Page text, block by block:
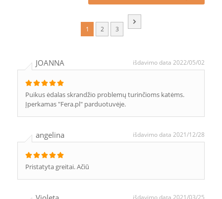
1 2 3
JOANNA išdavimo data 2022/05/02
Puikus ėdalas skrandžio problemų turinčioms katėms.
Įperkamas "Fera.pl" parduotuvėje.
angelina išdavimo data 2021/12/28
Pristatyta greitai. Ačiū
išdavimo data 2021/03/25